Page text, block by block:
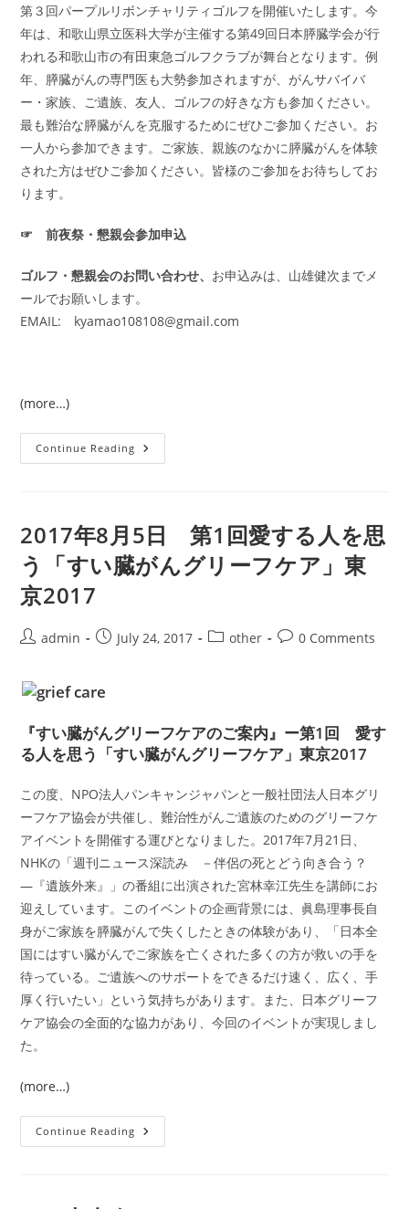
第３回パープルリボンチャリティゴルフを開催いたします。今
年は、和歌山県立医科大学が主催する第49回日本膵臓学会が行
われる和歌山市の有田東急ゴルフクラブが舞台となります。例
年、膵臓がんの専門医も大勢参加されますが、がんサバイバ
ー・家族、ご遺族、友人、ゴルフの好きな方も参加ください。
最も難治な膵臓がんを克服するためにぜひご参加ください。お
一人から参加できます。ご家族、親族のなかに膵臓がんを体験
された方はぜひご参加ください。皆様のご参加をお待ちしてお
ります。
☞ 前夜祭・懇親会参加申込
ゴルフ・懇親会のお問い合わせ、 お申込みは、山雄健次までメ
ールでお願いします。
EMAIL: kyamao108108@gmail.com
(more…)
Continue Reading 2018
年
第
3
回
パ
ー
ン
ル
フ
2017年8月5日 第1回愛する人を思
う「すい臓がんグリーフケア」東
京2017
Postadmin
PostJuly 24, 2017
Postother
Post0 Comments
『すい臓がんグリーフケアのご案内』ー第1回 愛す
る人を思う「すい臓がんグリーフケア」東京2017
この度、NPO法人パンキャンジャパンと一般社団法人日本グリ
ーフケア協会が共催し、難治性がんご遺族のためのグリーフケ
アイベントを開催する運びとなりました。2017年7月21日、
NHKの「週刊ニュース深読み －伴侶の死とどう向き合う？
―『遺族外来』」の番組に出演された宮林幸江先生を講師にお
迎えしています。このイベントの企画背景には、眞島理事長自
身がご家族を膵臓がんで失くしたときの体験があり、「日本全
国にはすい臓がんでご家族を亡くされた多くの方が救いの手を
待っている。ご遺族へのサポートをできるだけ速く、広く、手
厚く行いたい」という気持ちがあります。また、日本グリーフ
ケア協会の全面的な協力があり、今回のイベントが実現しまし
た。
(more…)
Continue Reading 2017
年